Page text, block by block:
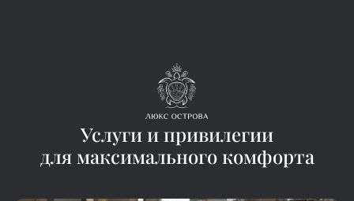
Услуги и привилегии
для максимального комфорта